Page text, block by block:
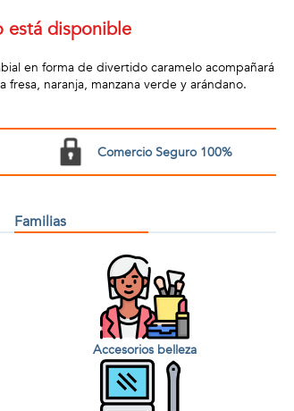
está disponible
en forma de divertido caramelo acompañará
naranja, manzana verde y arándano.
Comercio Seguro 100%
Familias
Accesorios belleza